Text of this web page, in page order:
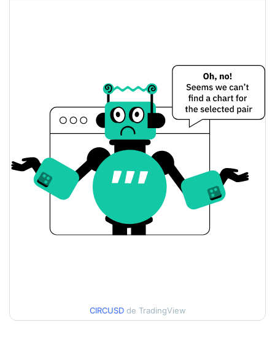
$0.000020315132
Abertura / Fecho de
Ontem
$0.000020233644 /
$0.000020315132
A mudança de ontem
Volume de ontem $987.65817
Histórico do preço do Circuit LLM
7 dias Baixa / 7 dias Alta
$0.000016679592 /
90 dias Baixa / 90 dias
$0.000016679592 /
CIRCUSD de TradingView